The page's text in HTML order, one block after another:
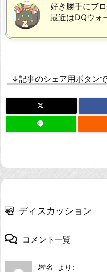
好き勝手にブ
最近はDQウォ
↓記事のシェア用ボタン
ディスカッション
コメント一覧
匿名
より: